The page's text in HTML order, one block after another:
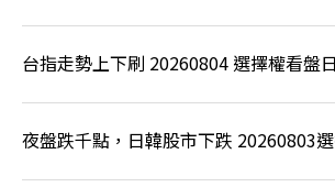
台指走勢上下刷 20260804 選擇權看盤
夜盤跌千點，日韓股市下跌 20260803